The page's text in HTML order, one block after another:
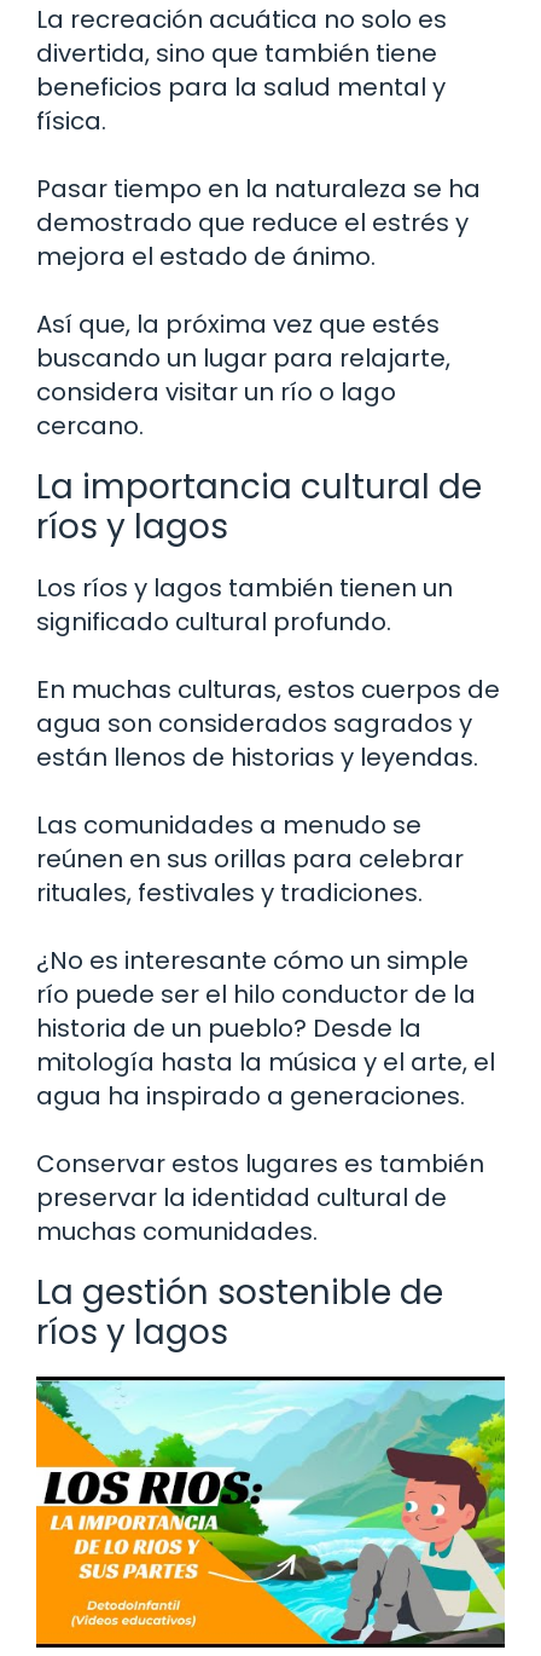
La recreación acuática no solo es
divertida, sino que también tiene
beneficios para la salud mental y
física.
Pasar tiempo en la naturaleza se ha
demostrado que reduce el estrés y
mejora el estado de ánimo.
Así que, la próxima vez que estés
buscando un lugar para relajarte,
considera visitar un río o lago
cercano.
La importancia cultural de
ríos y lagos
Los ríos y lagos también tienen un
significado cultural profundo.
En muchas culturas, estos cuerpos de
agua son considerados sagrados y
están llenos de historias y leyendas.
Las comunidades a menudo se
reúnen en sus orillas para celebrar
rituales, festivales y tradiciones.
¿No es interesante cómo un simple
río puede ser el hilo conductor de la
historia de un pueblo? Desde la
mitología hasta la música y el arte, el
agua ha inspirado a generaciones.
Conservar estos lugares es también
preservar la identidad cultural de
muchas comunidades.
La gestión sostenible de
ríos y lagos